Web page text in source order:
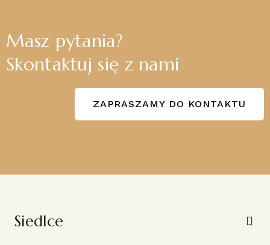
Masz pytania?
Skontaktuj się z nami
ZAPRASZAMY DO KONTAKTU
Siedlce